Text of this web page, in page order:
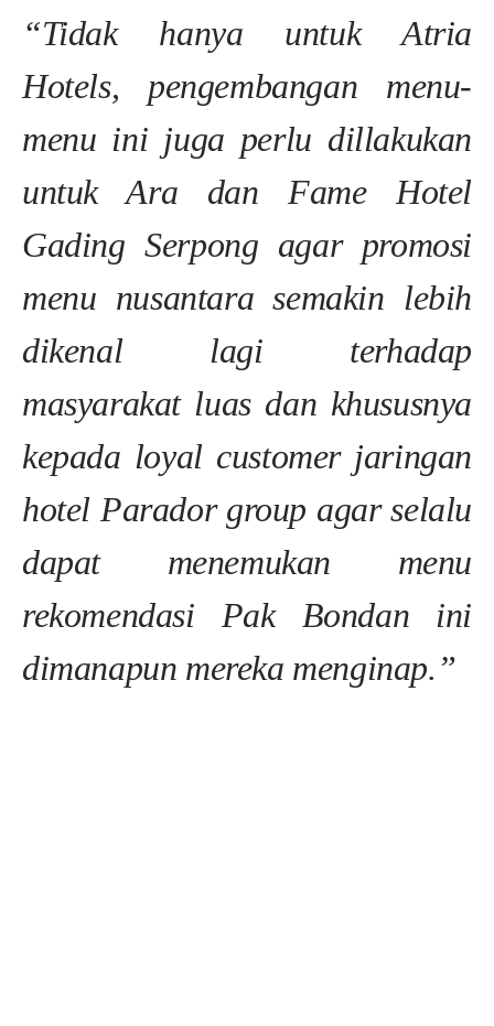
“Tidak hanya untuk Atria
Hotels, pengembangan menu-
menu ini juga perlu dillakukan
untuk Ara dan Fame Hotel
Gading Serpong agar promosi
menu nusantara semakin lebih
dikenal lagi terhadap
masyarakat luas dan khususnya
kepada loyal customer jaringan
hotel Parador group agar selalu
dapat menemukan menu
rekomendasi Pak Bondan ini
dimanapun mereka menginap.”